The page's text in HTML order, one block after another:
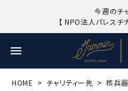
今週のチ
【 NPO法人パレスチ
menu
HOME チャリティー先
核兵